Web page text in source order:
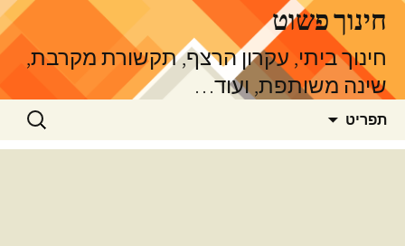
לדלג
לתוכןחינוך פשוט
חינוך ביתי, עקרון הרצף, תקשורת מקרבת,
שינה משותפת, ועוד…
תפריט חיפוש: